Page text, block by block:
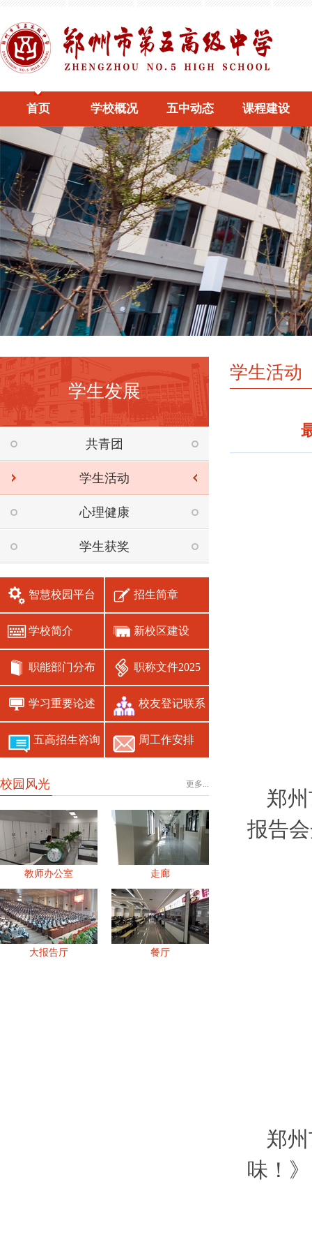
首页 学校概况 五中动态 课程建设
学生发展
共青团
学生活动
心理健康
学生获奖
智慧校园平台 招生简章
学校简介 新校区建设
职能部门分布 职称文件2025
学习重要论述 校友登记联系
五高招生咨询 周工作安排
更多...
校园风光
教师办公室 走廊
大报告厅 餐厅
学生活动
郑
报告
郑
味！》